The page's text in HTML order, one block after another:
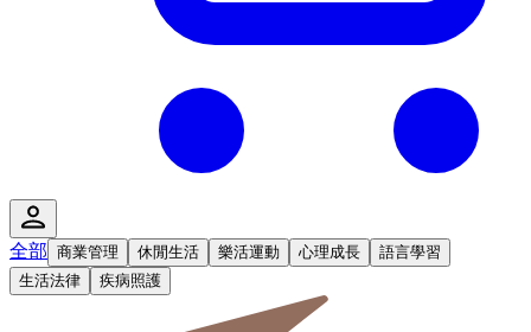
全部 商業管理 休閒生活 樂活運動 心理成長
語言學習
生活法律
疾病照護